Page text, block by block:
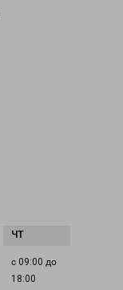
с 09:00 до
18:00